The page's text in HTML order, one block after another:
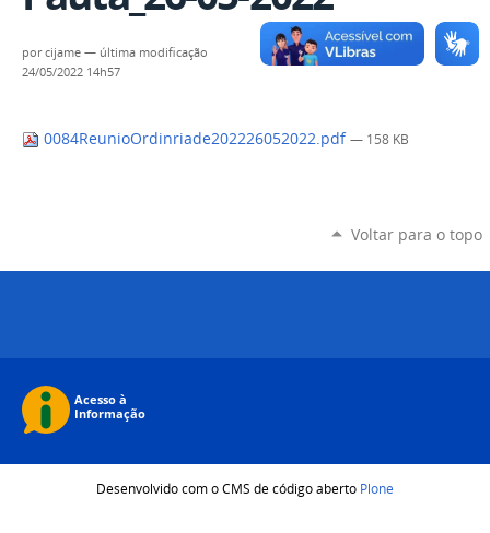
porcijame — última modificação
24/05/2022 14h57
0084ReunioOrdinriade202226052022.pdf — 158 KB
Voltar para o topo
Desenvolvido com o CMS de código aberto Plone